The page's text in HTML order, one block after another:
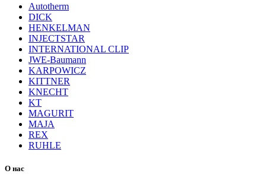
Autotherm
DICK
HENKELMAN
INJECTSTAR
INTERNATIONAL CLIP
JWE-Baumann
KARPOWICZ
KITTNER
KNECHT
KT
MAGURIT
MAJA
REX
RUHLE
О нас